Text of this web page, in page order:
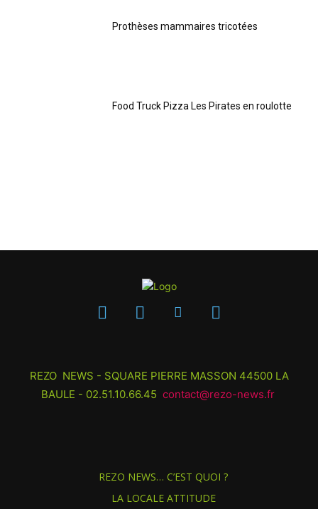
Prothèses mammaires tricotées
Food Truck Pizza Les Pirates en roulotte
REZO NEWS - SQUARE PIERRE MASSON 44500 LA
BAULE - 02.51.10.66.45 contact@rezo-news.fr
REZO NEWS… C’EST QUOI ?
LA LOCALE ATTITUDE